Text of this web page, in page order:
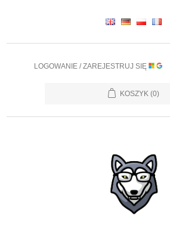
LOGOWANIE / ZAREJESTRUJ SIĘ
KOSZYK (0)